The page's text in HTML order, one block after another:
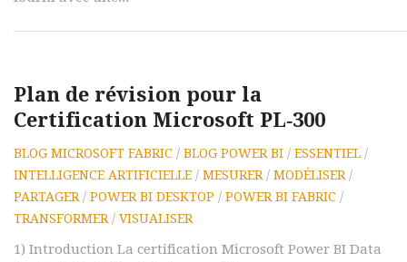
Plan de révision pour la
Certification Microsoft PL‑300
BLOG MICROSOFT FABRIC / BLOG POWER BI / ESSENTIEL /
INTELLIGENCE ARTIFICIELLE / MESURER / MODÉLISER /
PARTAGER / POWER BI DESKTOP / POWER BI FABRIC /
TRANSFORMER / VISUALISER
1) Introduction La certification Microsoft Power BI Data